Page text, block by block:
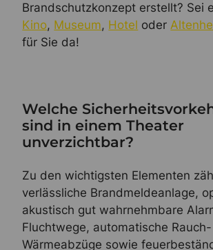
Brandschutzkonzept erstellt? Sei
Kino, Museum, Hotel oder
für Sie da!
Welche
sind in einem Theater
unverzichtbar?
Zu den wichtigsten Elementen
verlässliche Brandmeldeanlage,
akustisch gut wahrnehmbare
Fluchtwege, automatische
Wärmeabzüge sowie